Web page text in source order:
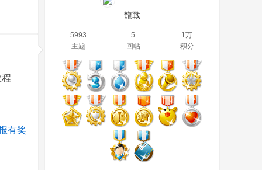
有奖
龍戰
5993
主题
5
回帖
1万
积分